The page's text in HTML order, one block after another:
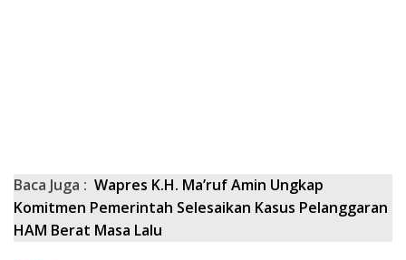
Baca Juga : Wapres K.H. Ma’ruf Amin Ungkap
Komitmen Pemerintah Selesaikan Kasus Pelanggaran
HAM Berat Masa Lalu